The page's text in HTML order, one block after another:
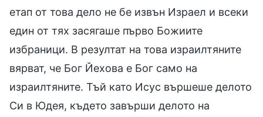
етап от това дело не бе извън Израел и всеки
един от тях засягаше първо Божиите
избраници. В резултат на това израилтяните
вярват, че Бог Йехова е Бог само на
израилтяните. Тъй като Исус вършеше делото
Си в Юдея, където завърши делото на